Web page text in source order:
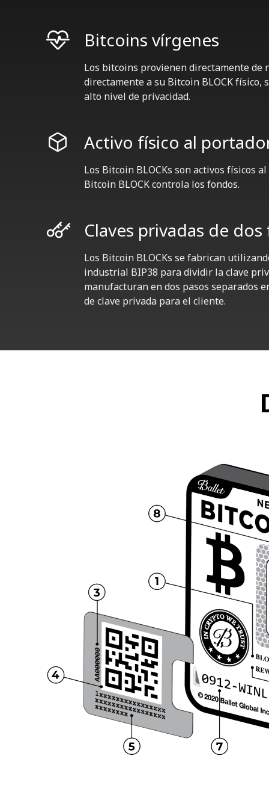
Bitcoins vírgenes
Los bitcoins provienen directamente de
directamente a su Bitcoin BLOCK
alto nivel de privacidad.
Activo físico al
Los Bitcoin BLOCKs son activos físicos
Bitcoin BLOCK controla los fondos.
Claves privadas de
Los Bitcoin BLOCKs se fabrican
industrial BIP38 para dividir la clave
manufacturan en dos pasos separados
de clave privada para el cliente.